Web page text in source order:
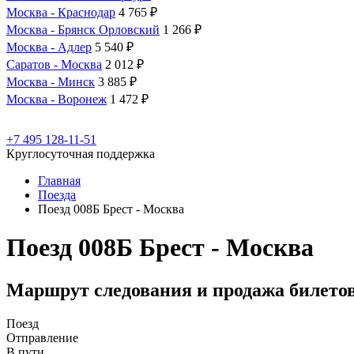
Москва - Краснодар 4 765 ₽
Москва - Брянск Орловский 1 266 ₽
Москва - Адлер 5 540 ₽
Саратов - Москва 2 012 ₽
Москва - Минск 3 885 ₽
Москва - Воронеж 1 472 ₽
+7 495 128-11-51
Круглосуточная поддержка
Главная
Поезда
Поезд 008Б Брест - Москва
Поезд 008Б Брест - Москва
Маршрут следования и продажа
Поезд
Отправление